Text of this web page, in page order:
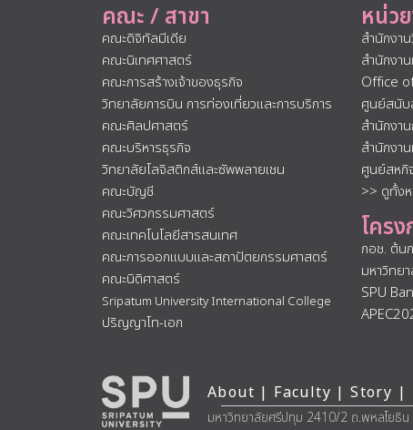
คณะ / สาขา
คณะดิจิทัลมีเดีย
คณะนิเทศศาสตร์
คณะการสร้างเจ้าของธุรกิจ
วิทยาลัยการบิน การท่องเที่ยวและการบริการ
คณะศิลปศาสตร์
คณะบริหารธุรกิจ
วิทยาลัยโลจิสติกส์และซัพพลายเชน
คณะบัญชี
คณะวิศวกรรมศาสตร์
คณะเทคโนโลยีสารสนเทศ
คณะการออกแบบและสถาปัตยกรรมศาสตร์
คณะนิติศาสตร์
Sripatum University International College
ปริญญาโท-เอก
หน่ว
สำนักงา
สำนักงา
Office
ศูนย์สนับ
สำนักงา
สำนักงา
ศูนย์สหกิ
>> ดูทั้ง
โคร
กอช. ต้น
มหาวิทย
SPU
About | Faculty |Story |
มหาวิทยาลัยศรีปทุม 2410/2 ถ.พหลโยธิ